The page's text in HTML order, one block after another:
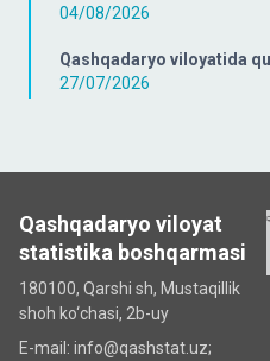
04/08/2026
Qashqadaryo viloyatida
27/07/2026
Qashqadaryo viloyat
statistika boshqarmasi
180100, Qarshi sh, Mustаqillik
shoh ko‘chаsi, 2b-uy
E-mail: info@qashstat.uz;